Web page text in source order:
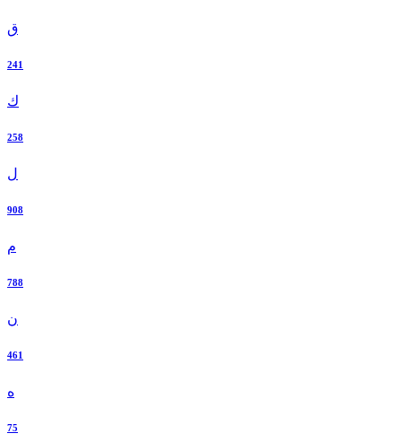
ق
241
ك
258
ل
908
م
788
ن
461
ه
75